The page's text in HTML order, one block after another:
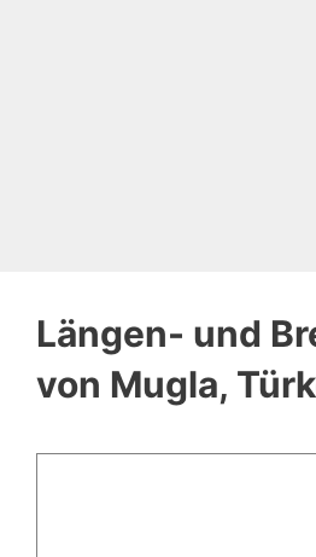
Längen- und
von Mugla,